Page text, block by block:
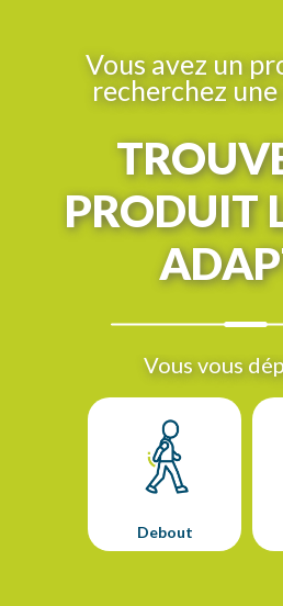
Vous avez un
recherchez
PRODUIT
Vous vous
Debout